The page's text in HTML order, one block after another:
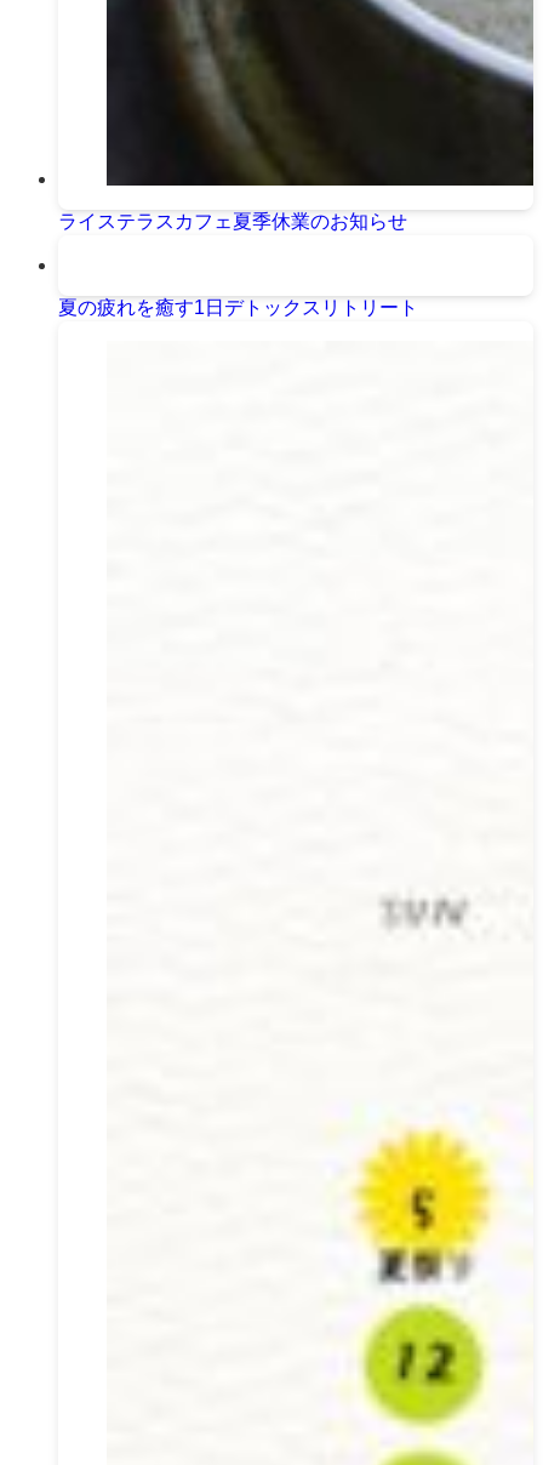
ライステラスカフェ夏季休業のお知らせ
夏の疲れを癒す1日デトックスリトリート